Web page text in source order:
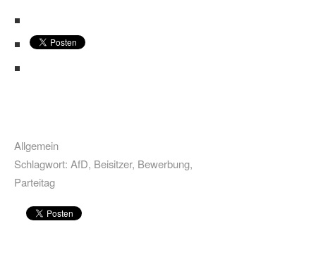
Allgemein
Schlagwort: AfD, Beisitzer, Bewerbung,
Parteitag